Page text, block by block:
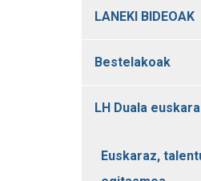
LANEKI BIDEOAK
Bestelakoak
LH Duala
Euskaraz,